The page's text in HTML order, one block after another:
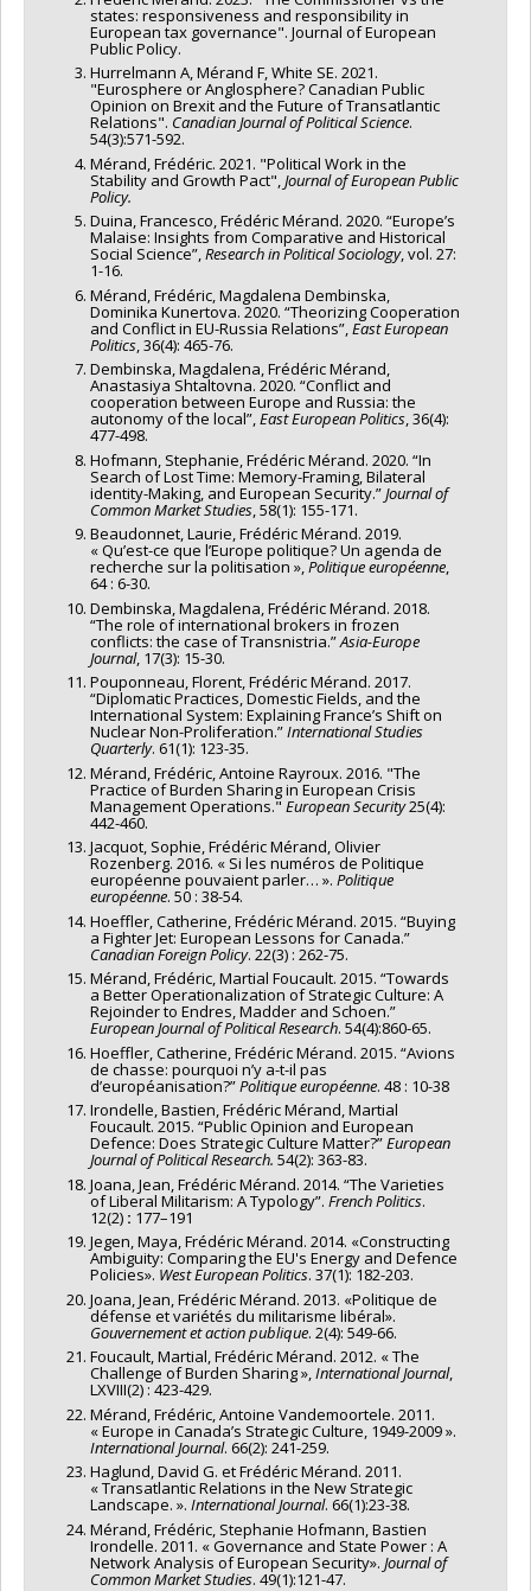
states: responsiveness and responsibility in
European tax governance". Journal of European
Public Policy.
Hurrelmann A, Mérand F, White SE. 2021.
"Eurosphere or Anglosphere? Canadian Public
Opinion on Brexit and the Future of Transatlantic
Relations". Canadian Journal of Political Science.
54(3):571-592.
Mérand, Frédéric. 2021. "Political Work in the
Stability and Growth Pact",Journal of European Public
Policy.
Duina, Francesco, Frédéric Mérand. 2020. “Europe’s
Malaise: Insights from Comparative and Historical
Social Science”,Research in Political Sociology, vol. 27:
1-16.
Mérand, Frédéric, Magdalena Dembinska,
Dominika Kunertova. 2020. “Theorizing Cooperation
and Conflict in EU-Russia Relations”,East European
Politics, 36(4): 465-76.
Dembinska, Magdalena, Frédéric Mérand,
Anastasiya Shtaltovna. 2020. “Conflict and
cooperation between Europe and Russia: the
autonomy of the local”,East European Politics, 36(4):
477-498.
Hofmann, Stephanie, Frédéric Mérand. 2020. “In
Search of Lost Time: Memory-Framing, Bilateral
identity-Making, and European Security.”Journal of
Common Market Studies, 58(1): 155-171.
Beaudonnet, Laurie, Frédéric Mérand. 2019.
« Qu’est-ce que l’Europe politique? Un agenda de
recherche sur la politisation »,Politique européenne,
64 : 6-30.
Dembinska, Magdalena, Frédéric Mérand. 2018.
“The role of international brokers in frozen
conflicts: the case of Transnistria.”Asia-Europe
Journal, 17(3): 15-30.
Pouponneau, Florent, Frédéric Mérand. 2017.
“Diplomatic Practices, Domestic Fields, and the
International System: Explaining France’s Shift on
Nuclear Non-Proliferation.”International Studies
Quarterly. 61(1): 123-35.
Mérand, Frédéric, Antoine Rayroux. 2016. "The
Practice of Burden Sharing in European Crisis
Management Operations."European Security25(4):
442-460.
Jacquot, Sophie, Frédéric Mérand, Olivier
Rozenberg. 2016. « Si les numéros de Politique
européenne pouvaient parler… ». Politique
européenne. 50 : 38-54.
Hoeffler, Catherine, Frédéric Mérand. 2015. “Buying
a Fighter Jet: European Lessons for Canada.”
Canadian Foreign Policy. 22(3) : 262-75.
Mérand, Frédéric, Martial Foucault. 2015. “Towards
a Better Operationalization of Strategic Culture: A
Rejoinder to Endres, Madder and Schoen.”
European Journal of Political Research. 54(4):860-65.
Hoeffler, Catherine, Frédéric Mérand. 2015. “Avions
de chasse: pourquoi n’y a-t-il pas
d’européanisation?”Politique européenne. 48 : 10-38
Irondelle, Bastien, Frédéric Mérand, Martial
Foucault. 2015. “Public Opinion and European
Defence: Does Strategic Culture Matter?”European
Journal of Political Research. 54(2): 363-83.
Joana, Jean, Frédéric Mérand. 2014. “The Varieties
of Liberal Militarism: A Typology”. French Politics.
12(2) : 177–191
Jegen, Maya, Frédéric Mérand. 2014. «Constructing
Ambiguity: Comparing the EU's Energy and Defence
Policies». West European Politics. 37(1): 182-203.
Joana, Jean, Frédéric Mérand. 2013. «Politique de
défense et variétés du militarisme libéral».
Gouvernement et action publique. 2(4): 549-66.
Foucault, Martial, Frédéric Mérand. 2012. « The
Challenge of Burden Sharing »,International Journal,
LXVIII(2) : 423-429.
Mérand, Frédéric, Antoine Vandemoortele. 2011.
« Europe in Canada’s Strategic Culture, 1949-2009 ».
International Journal. 66(2): 241-259.
Haglund, David G. et Frédéric Mérand. 2011.
« Transatlantic Relations in the New Strategic
Landscape. ». International Journal. 66(1):23-38.
Mérand, Frédéric, Stephanie Hofmann, Bastien
Irondelle. 2011. « Governance and State Power : A
Network Analysis of European Security». Journal of
Common Market Studies. 49(1):121-47.